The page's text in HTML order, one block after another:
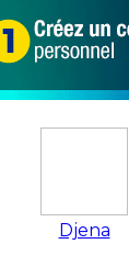
Djena